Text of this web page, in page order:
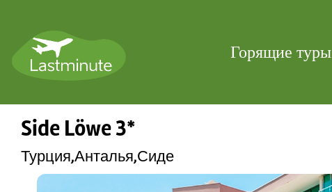
Горящие туры
Side Löwe 3*
Турция,Анталья,Сиде